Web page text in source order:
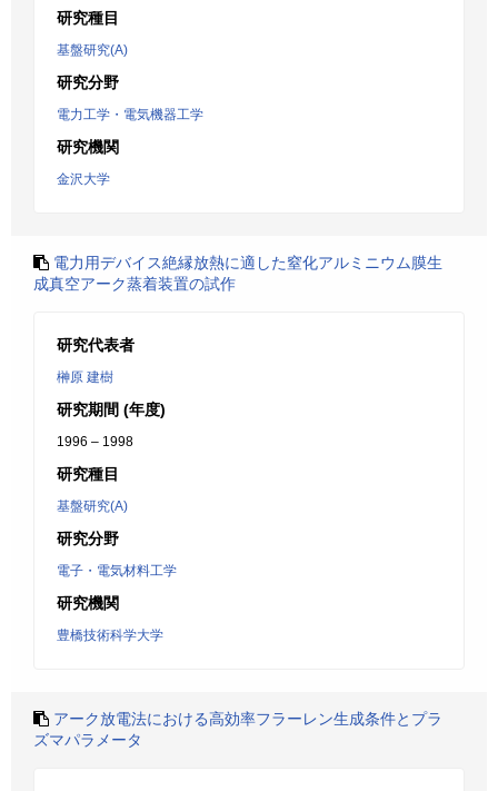
研究種目
基盤研究(A)
研究分野
電力工学・電気機器工学
研究機関
金沢大学
電力用デバイス絶縁放熱に適した窒化アルミニウム膜生
成真空アーク蒸着装置の試作
研究代表者
榊原 建樹
研究期間 (年度)
1996 – 1998
研究種目
基盤研究(A)
研究分野
電子・電気材料工学
研究機関
豊橋技術科学大学
アーク放電法における高効率フラーレン生成条件とプラ
ズマパラメータ